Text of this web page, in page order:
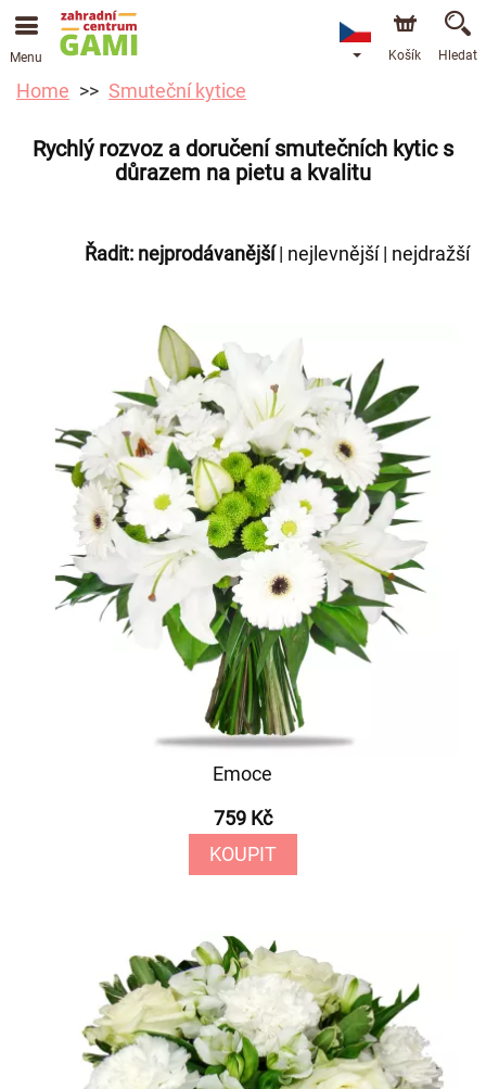
Menu Košík Hledat
Home Smuteční kytice
Rychlý rozvoz a doručení smutečních kytic s
důrazem na pietu a kvalitu
Řadit: nejprodávanější| nejlevnější| nejdražší
Emoce
759 Kč
KOUPIT